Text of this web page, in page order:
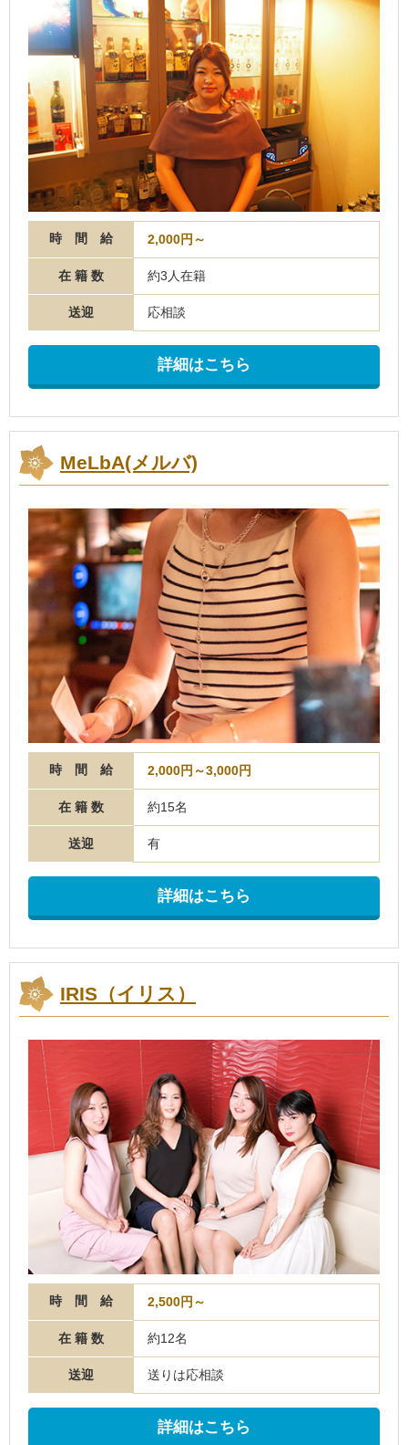
時 間 給 2,000円～
在 籍 数 約3人在籍
送迎 応相談
詳細はこちら
MeLbA(メルバ)
時 間 給 2,000円～3,000円
在 籍 数 約15名
送迎 有
詳細はこちら
IRIS（イリス）
時 間 給 2,500円～
在 籍 数 約12名
送迎 送りは応相談
詳細はこちら